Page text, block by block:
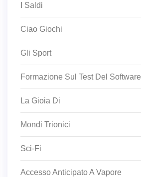
I Saldi
Ciao Giochi
Gli Sport
Formazione Sul Test Del Software
La Gioia Di
Mondi Trionici
Sci-Fi
Accesso Anticipato A Vapore